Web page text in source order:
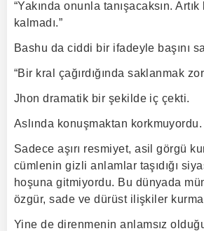
“Yakında onunla tanışacaksın.
kalmadı.”
Bashu da ciddi bir ifadeyle başını
“Bir kral çağırdığında saklanmak
Jhon dramatik bir şekilde iç çekti.
Aslında konuşmaktan korkmuyordu.
Sadece aşırı resmiyet, asil görgü
cümlenin gizli anlamlar taşıdığı
hoşuna gitmiyordu. Bu dünyada
özgür, sade ve dürüst ilişkiler
Yine de direnmenin anlamsız